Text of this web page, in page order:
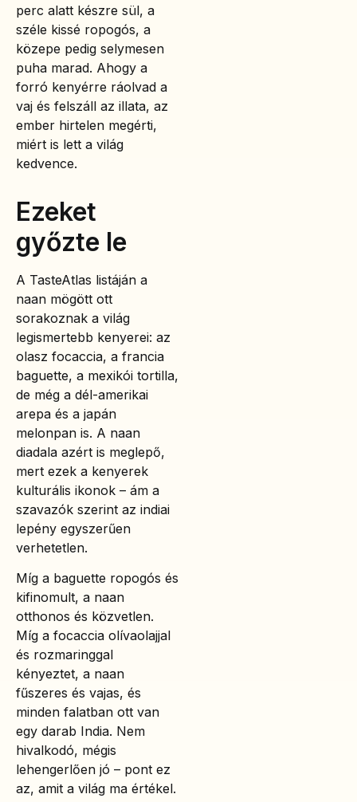
perc alatt készre sül, a
széle kissé ropogós, a
közepe pedig selymesen
puha marad. Ahogy a
forró kenyérre ráolvad a
vaj és felszáll az illata, az
ember hirtelen megérti,
miért is lett a világ
kedvence.
Ezeket
győzte le
A TasteAtlas listáján a
naan mögött ott
sorakoznak a világ
legismertebb kenyerei: az
olasz focaccia, a francia
baguette, a mexikói tortilla,
de még a dél-amerikai
arepa és a japán
melonpan is. A naan
diadala azért is meglepő,
mert ezek a kenyerek
kulturális ikonok – ám a
szavazók szerint az indiai
lepény egyszerűen
verhetetlen.
Míg a baguette ropogós és
kifinomult, a naan
otthonos és közvetlen.
Míg a focaccia olívaolajjal
és rozmaringgal
kényeztet, a naan
fűszeres és vajas, és
minden falatban ott van
egy darab India. Nem
hivalkodó, mégis
lehengerlően jó – pont ez
az, amit a világ ma értékel.